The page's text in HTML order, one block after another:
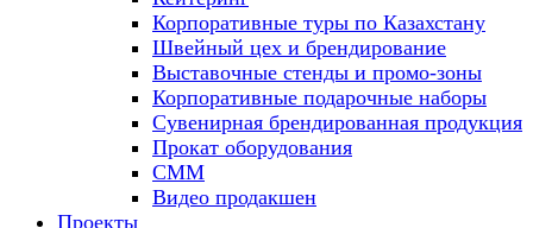
Корпоративные туры по Казахстану
Швейный цех и брендирование
Выставочные стенды и промо-зоны
Корпоративные подарочные наборы
Сувенирная брендированная продукция
Прокат оборудования
СММ
Видео продакшен
Проекты